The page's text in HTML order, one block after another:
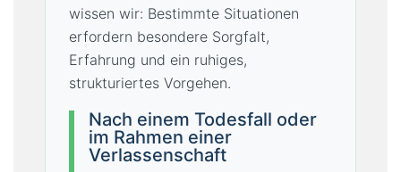
wissen wir: Bestimmte Situationen
erfordern besondere Sorgfalt,
Erfahrung und ein ruhiges,
strukturiertes Vorgehen.
Nach einem Todesfall oder
im Rahmen einer
Verlassenschaft